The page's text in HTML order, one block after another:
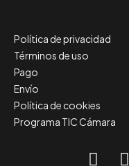
Política de privacidad
Términos de uso
Pago
Envío
Política de cookies
Programa TIC Cámara